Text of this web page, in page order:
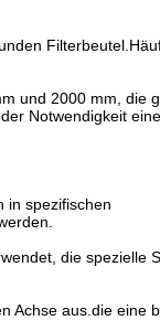
und 2000 mm, die
Notwendigkeit
in spezifischen
die spezielle
Achse aus.die eine